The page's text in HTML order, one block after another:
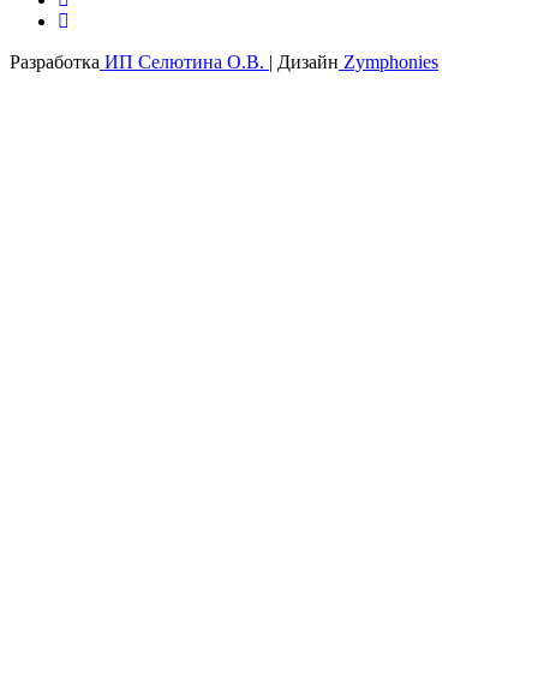
Разработка ИП Селютина О.В. | Дизайн Zymphonies